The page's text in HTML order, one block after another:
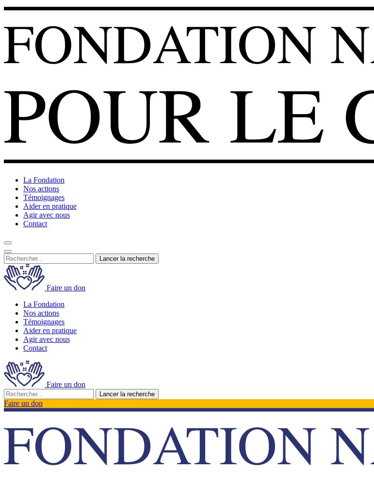
La Fondation
Nos actions
Témoignages
Aider en pratique
Agir avec nous
Contact
Lancer la recherche
Faire un don
La Fondation
Nos actions
Témoignages
Aider en pratique
Agir avec nous
Contact
Faire un don
Lancer la recherche
Faire un don